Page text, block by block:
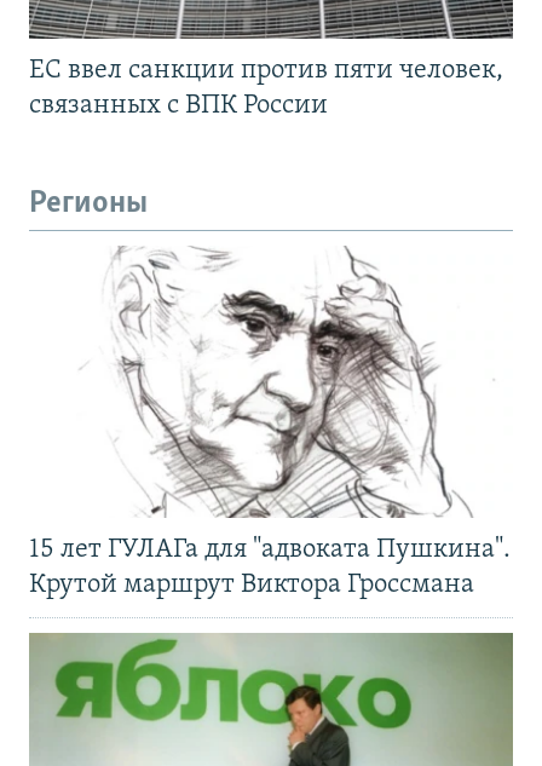
ЕС ввел санкции против пяти человек,
связанных с ВПК России
Регионы
15 лет ГУЛАГа для "адвоката Пушкина".
Крутой маршрут Виктора Гроссмана